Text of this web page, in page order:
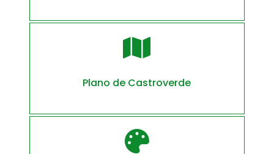

Plano de Castroverde
